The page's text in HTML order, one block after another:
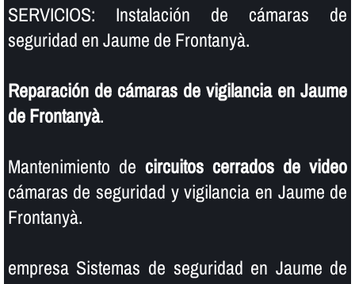
SERVICIOS: Instalación de cámaras de
seguridad en Jaume de Frontanyà.
Reparación de cámaras de vigilancia en Jaume
de Frontanyà.
Mantenimiento de circuitos cerrados de video
cámaras de seguridad y vigilancia en Jaume de
Frontanyà.
empresa Sistemas de seguridad en Jaume de